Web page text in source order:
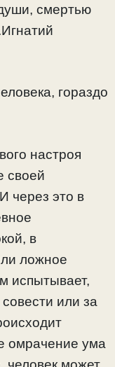
смертью
гораздо
настроя
своей
через это в
в
ложное
испытывает,
или за
омрачение ума